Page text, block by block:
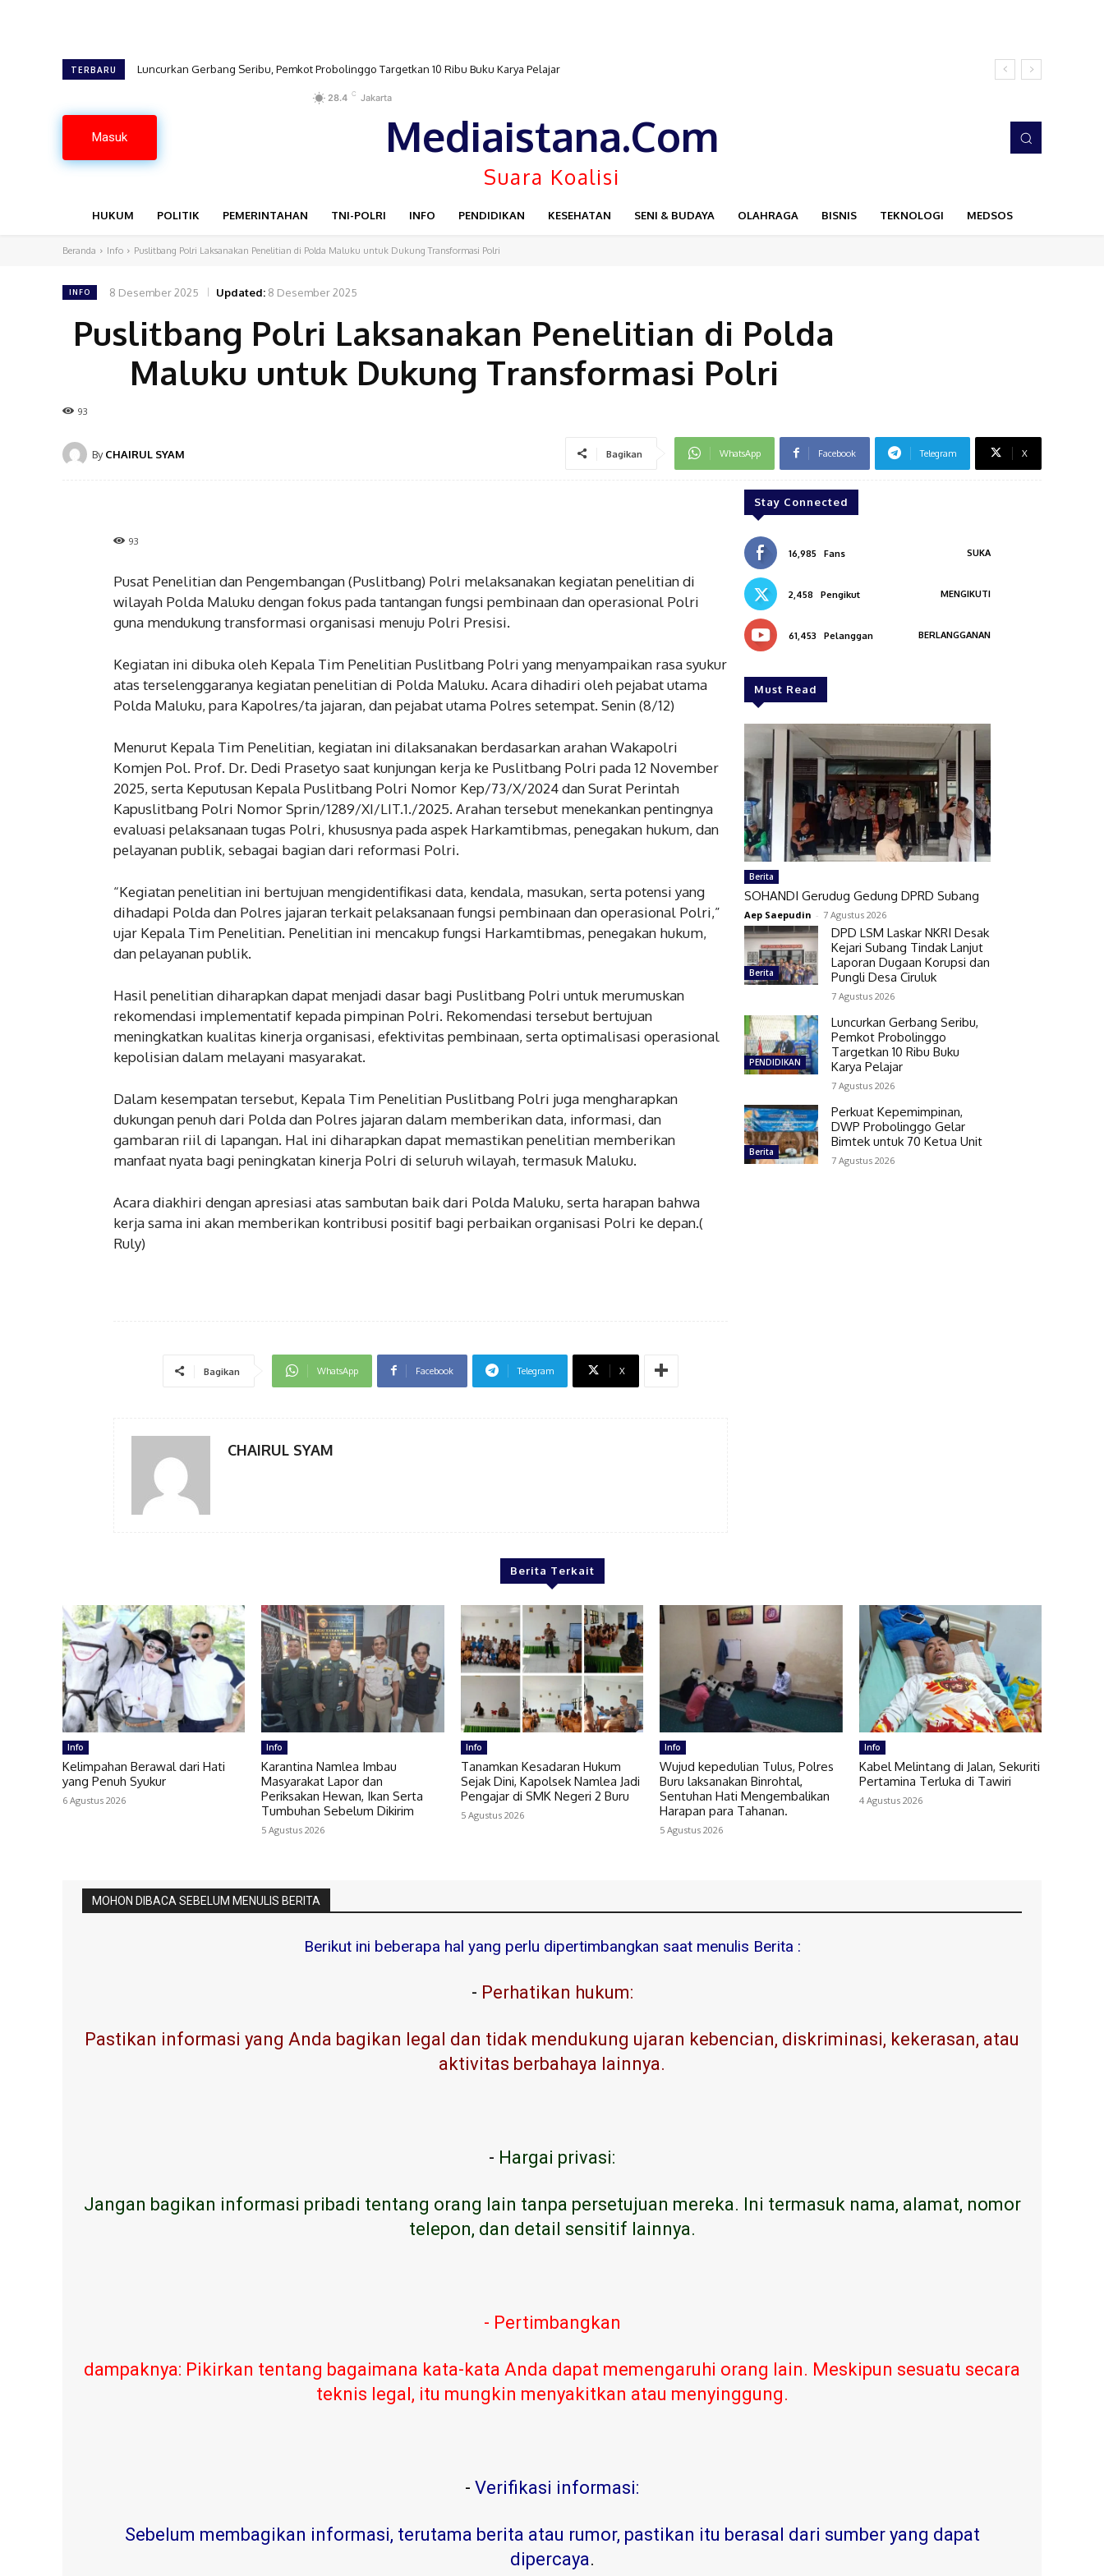
TERBARU Luncurkan Gerbang Seribu, Pemkot Probolinggo Targetkan 10 Ribu Buku Karya Pelajar
Masuk
28.4 C Jakarta
Mediaistana.Com
Suara Koalisi
HUKUM POLITIK PEMERINTAHAN TNI-POLRI INFO PENDIDIKAN KESEHATAN SENI & BUDAYA OLAHRAGA BISNIS TEKNOLOGI MEDSOS
Beranda Info Puslitbang Polri Laksanakan Penelitian di Polda Maluku untuk Dukung Transformasi Polri
INFO 8 Desember 2025 Updated: 8 Desember 2025
Puslitbang Polri Laksanakan Penelitian di Polda
Maluku untuk Dukung Transformasi Polri
93
By CHAIRUL SYAM Bagikan WhatsApp Facebook Telegram X
93
Pusat Penelitian dan Pengembangan (Puslitbang) Polri melaksanakan kegiatan penelitian di
wilayah Polda Maluku dengan fokus pada tantangan fungsi pembinaan dan operasional Polri
guna mendukung transformasi organisasi menuju Polri Presisi.
Kegiatan ini dibuka oleh Kepala Tim Penelitian Puslitbang Polri yang menyampaikan rasa syukur
atas terselenggaranya kegiatan penelitian di Polda Maluku. Acara dihadiri oleh pejabat utama
Polda Maluku, para Kapolres/ta jajaran, dan pejabat utama Polres setempat. Senin (8/12)
Menurut Kepala Tim Penelitian, kegiatan ini dilaksanakan berdasarkan arahan Wakapolri
Komjen Pol. Prof. Dr. Dedi Prasetyo saat kunjungan kerja ke Puslitbang Polri pada 12 November
2025, serta Keputusan Kepala Puslitbang Polri Nomor Kep/73/X/2024 dan Surat Perintah
Kapuslitbang Polri Nomor Sprin/1289/XI/LIT.1./2025. Arahan tersebut menekankan pentingnya
evaluasi pelaksanaan tugas Polri, khususnya pada aspek Harkamtibmas, penegakan hukum, dan
pelayanan publik, sebagai bagian dari reformasi Polri.
“Kegiatan penelitian ini bertujuan mengidentifikasi data, kendala, masukan, serta potensi yang
dihadapi Polda dan Polres jajaran terkait pelaksanaan fungsi pembinaan dan operasional Polri,”
ujar Kepala Tim Penelitian. Penelitian ini mencakup fungsi Harkamtibmas, penegakan hukum,
dan pelayanan publik.
Hasil penelitian diharapkan dapat menjadi dasar bagi Puslitbang Polri untuk merumuskan
rekomendasi implementatif kepada pimpinan Polri. Rekomendasi tersebut bertujuan
meningkatkan kualitas kinerja organisasi, efektivitas pembinaan, serta optimalisasi operasional
kepolisian dalam melayani masyarakat.
Dalam kesempatan tersebut, Kepala Tim Penelitian Puslitbang Polri juga mengharapkan
dukungan penuh dari Polda dan Polres jajaran dalam memberikan data, informasi, dan
gambaran riil di lapangan. Hal ini diharapkan dapat memastikan penelitian memberikan
manfaat nyata bagi peningkatan kinerja Polri di seluruh wilayah, termasuk Maluku.
Acara diakhiri dengan apresiasi atas sambutan baik dari Polda Maluku, serta harapan bahwa
kerja sama ini akan memberikan kontribusi positif bagi perbaikan organisasi Polri ke depan.(
Ruly)
Bagikan WhatsApp Facebook Telegram X
CHAIRUL SYAM
Stay Connected
16,985 Fans SUKA
2,458 Pengikut MENGIKUTI
61,453 Pelanggan BERLANGGANAN
Must Read
Berita
SOHANDI Gerudug Gedung DPRD Subang
Aep Saepudin - 7 Agustus 2026
Berita
DPD LSM Laskar NKRI Desak
Kejari Subang Tindak Lanjut
Laporan Dugaan Korupsi dan
Pungli Desa Ciruluk
7 Agustus 2026
PENDIDIKAN
Luncurkan Gerbang Seribu,
Pemkot Probolinggo
Targetkan 10 Ribu Buku
Karya Pelajar
7 Agustus 2026
Berita
Perkuat Kepemimpinan,
DWP Probolinggo Gelar
Bimtek untuk 70 Ketua Unit
7 Agustus 2026
Berita Terkait
Info
Kelimpahan Berawal dari Hati
yang Penuh Syukur
6 Agustus 2026
Info
Karantina Namlea Imbau
Masyarakat Lapor dan
Periksakan Hewan, Ikan Serta
Tumbuhan Sebelum Dikirim
5 Agustus 2026
Info
Tanamkan Kesadaran Hukum
Sejak Dini, Kapolsek Namlea Jadi
Pengajar di SMK Negeri 2 Buru
5 Agustus 2026
Info
Wujud kepedulian Tulus, Polres
Buru laksanakan Binrohtal,
Sentuhan Hati Mengembalikan
Harapan para Tahanan.
5 Agustus 2026
Info
Kabel Melintang di Jalan, Sekuriti
Pertamina Terluka di Tawiri
4 Agustus 2026
MOHON DIBACA SEBELUM MENULIS BERITA
Berikut ini beberapa hal yang perlu dipertimbangkan saat menulis Berita :
- Perhatikan hukum:
Pastikan informasi yang Anda bagikan legal dan tidak mendukung ujaran kebencian, diskriminasi, kekerasan, atau
aktivitas berbahaya lainnya.
- Hargai privasi:
Jangan bagikan informasi pribadi tentang orang lain tanpa persetujuan mereka. Ini termasuk nama, alamat, nomor
telepon, dan detail sensitif lainnya.
- Pertimbangkan
dampaknya: Pikirkan tentang bagaimana kata-kata Anda dapat memengaruhi orang lain. Meskipun sesuatu secara
teknis legal, itu mungkin menyakitkan atau menyinggung.
- Verifikasi informasi:
Sebelum membagikan informasi, terutama berita atau rumor, pastikan itu berasal dari sumber yang dapat
dipercaya.